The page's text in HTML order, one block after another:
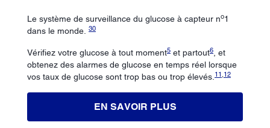
Le système de surveillance du glucose à capteur no1
dans le monde. 30
Vérifiez votre glucose à tout moment5 et partout6 , et
obtenez des alarmes de glucose en temps réel lorsque
vos taux de glucose sont trop bas ou trop élevés. 11 ,12
EN SAVOIR PLUS